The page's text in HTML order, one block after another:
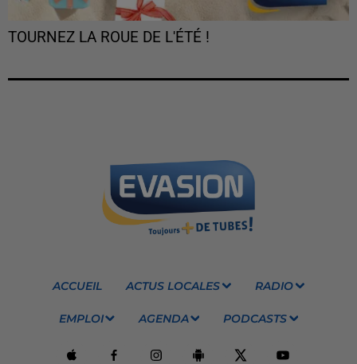
TOURNEZ LA ROUE DE L'ÉTÉ !
ACCUEIL ACTUS LOCALES RADIO
EMPLOI AGENDA PODCASTS